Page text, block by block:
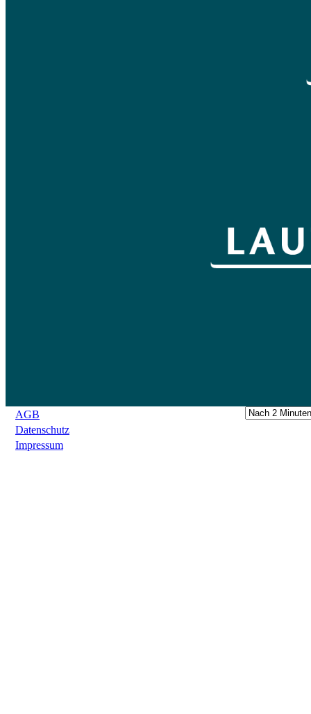
AGB
Datenschutz
Impressum